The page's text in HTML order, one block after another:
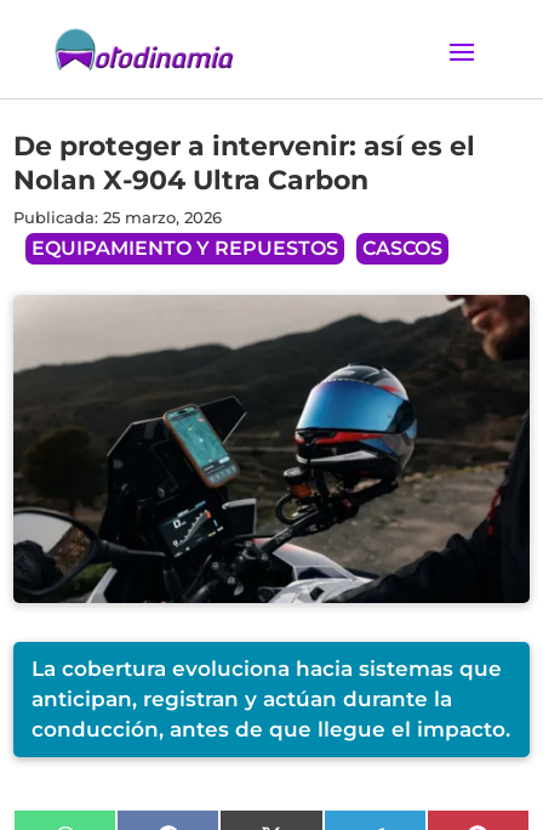
De proteger a intervenir: así es el
Nolan X-904 Ultra Carbon
Publicada: 25 marzo, 2026
EQUIPAMIENTO Y REPUESTOS CASCOS
La cobertura evoluciona hacia sistemas que
anticipan, registran y actúan durante la
conducción, antes de que llegue el impacto.